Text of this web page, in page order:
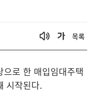
목록
로 한 매입임대주택
시작된다.